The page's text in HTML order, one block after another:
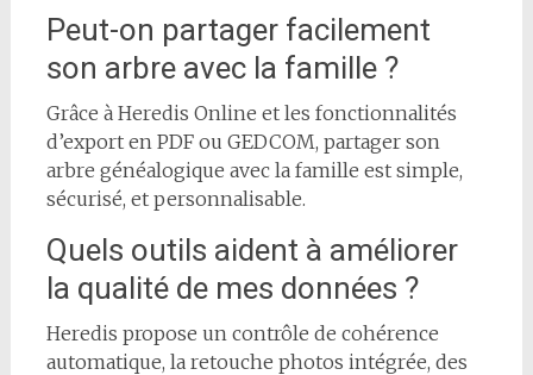
Peut-on partager facilement
son arbre avec la famille ?
Grâce à Heredis Online et les fonctionnalités
d’export en PDF ou GEDCOM, partager son
arbre généalogique avec la famille est simple,
sécurisé, et personnalisable.
Quels outils aident à améliorer
la qualité de mes données ?
Heredis propose un contrôle de cohérence
automatique, la retouche photos intégrée, des